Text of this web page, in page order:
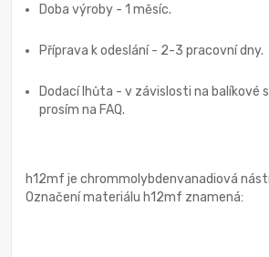
Doba výroby - 1 měsíc.
Příprava k odeslání - 2-3 pracovní dny.
Dodací lhůta - v závislosti na balíkové
prosím na FAQ.
h12mf je chrommolybdenvanadiová
Označení materiálu h12mf znamená: